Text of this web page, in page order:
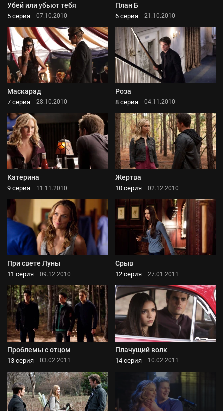
Убей или убьют тебя
5 серия 07.10.2010
План Б
6 серия 21.10.2010
Маскарад
7 серия 28.10.2010
Роза
8 серия 04.11.2010
Катерина
9 серия 11.11.2010
Жертва
10 серия 02.12.2010
При свете Луны
11 серия 09.12.2010
Срыв
12 серия 27.01.2011
Проблемы с отцом
13 серия 03.02.2011
Плачущий волк
14 серия 10.02.2011